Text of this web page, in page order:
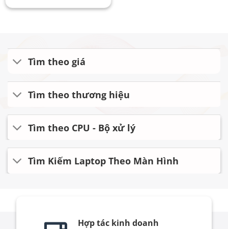
là:
Tìm theo giá
Tìm theo thương hiệu
Tìm theo CPU - Bộ xử lý
Tìm Kiếm Laptop Theo Màn Hình
Hợp tác kinh doanh